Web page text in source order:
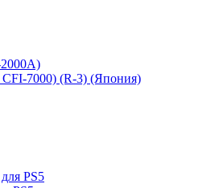
CFI-7000) (R-3) (Япония)
PS5